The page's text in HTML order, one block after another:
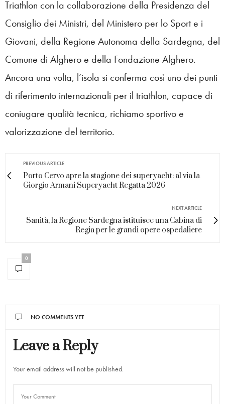
Triathlon con la collaborazione della Presidenza del
Consiglio dei Ministri, del Ministero per lo Sport e i
Giovani, della Regione Autonoma della Sardegna, del
Comune di Alghero e della Fondazione Alghero.
Ancora una volta, l’isola si conferma così uno dei punti
di riferimento internazionali per il triathlon, capace di
coniugare qualità tecnica, richiamo sportivo e
valorizzazione del territorio.
PREVIOUS ARTICLE
Porto Cervo apre la stagione dei superyacht: al via la
Giorgio Armani Superyacht Regatta 2026
NEXT ARTICLE
Sanità, la Regione Sardegna istituisce una Cabina di
Regia per le grandi opere ospedaliere
0
NO COMMENTS YET
Leave a Reply
Your email address will not be published.